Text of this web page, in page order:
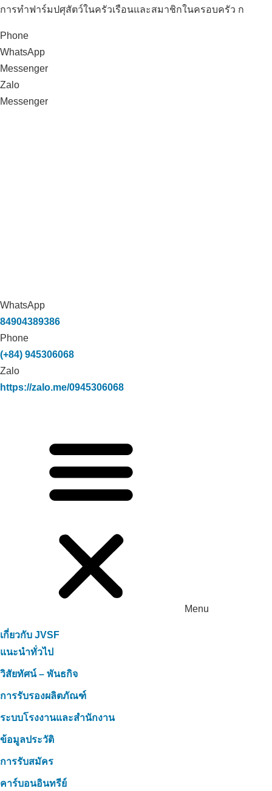
การทำฟาร์มปศุสัตว์ในครัวเรือนและสมาชิกในครอบครัว ก
Phone
WhatsApp
Messenger
Zalo
Messenger
WhatsApp
84904389386
Phone
(+84) 945306068
Zalo
https://zalo.me/0945306068
Menu
เกี่ยวกับ JVSF
แนะนำทั่วไป
วิสัยทัศน์ – พันธกิจ
การรับรองผลิตภัณฑ์
ระบบโรงงานและสำนักงาน
ข้อมูลประวัติ
การรับสมัคร
คาร์บอนอินทรีย์